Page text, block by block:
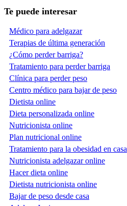
Te puede interesar
Médico para adelgazar
Terapias de última generación
¿Cómo perder barriga?
Tratamiento para perder barriga
Clínica para perder peso
Centro médico para bajar de peso
Dietista online
Dieta personalizada online
Nutricionista online
Plan nutricional online
Tratamiento para la obesidad en casa
Nutricionista adelgazar online
Hacer dieta online
Dietista nutricionista online
Bajar de peso desde casa